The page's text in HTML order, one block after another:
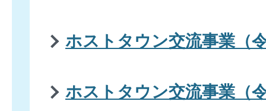
ホストタウン交流事業（
ホストタウン交流事業（